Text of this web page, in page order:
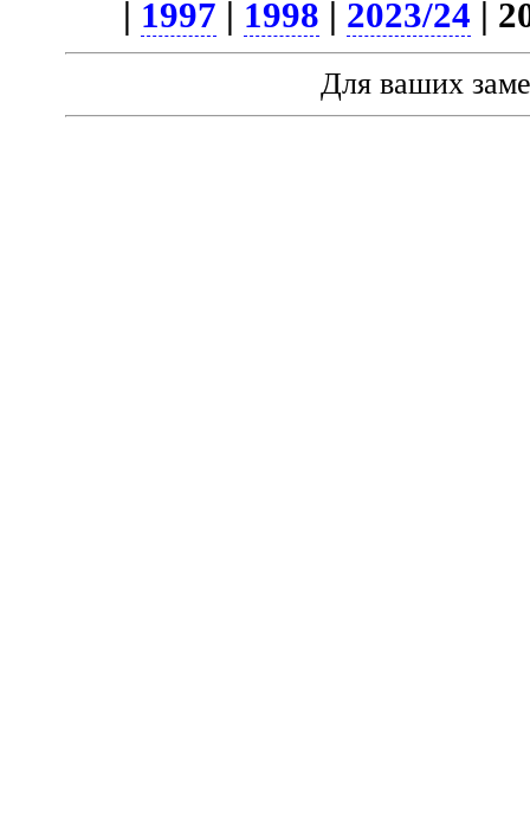
| 1997 | 1998 | 2023/24 |
Для ваших